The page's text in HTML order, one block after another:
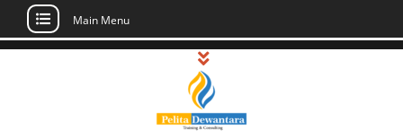
Skip
Main Menu